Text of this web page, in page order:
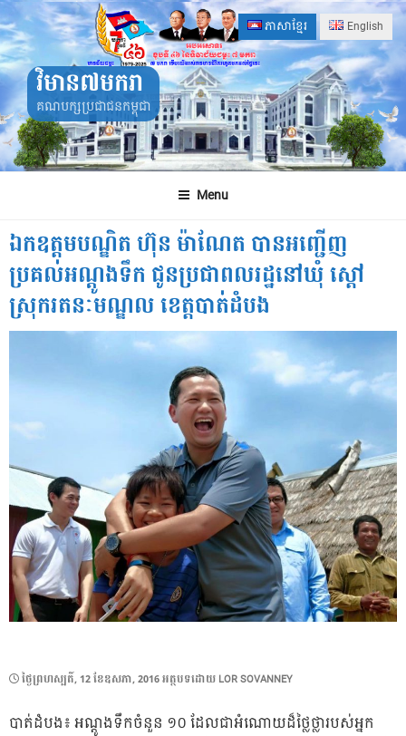
Skip
to
content
ភាសាខ្មែរ English
វិមាន៧មករា
គណបក្សប្រជាជនកម្ពុជា
Menu
ឯកឧត្ដមបណ្ឌិត ហ៊ុន ម៉ាណែត បានអញ្ជើញ
ប្រគល់អណ្ដូងទឹក ជូនប្រជាពលរដ្ឋនៅឃុំ ស្ដៅ
ស្រុករតនៈមណ្ឌល ខេត្តបាត់ដំបង
POSTED
ថ្ងៃ​ព្រហស្បតិ៍, 12 ខែ​ឧសភា, 2016អត្ថបទដោយ LOR SOVANNEY
បាត់ដំបង៖ អណ្ដូងទឹកចំនួន ១០ ដែលជាអំណោយដ៏ថ្លៃថ្លារបស់អ្នក